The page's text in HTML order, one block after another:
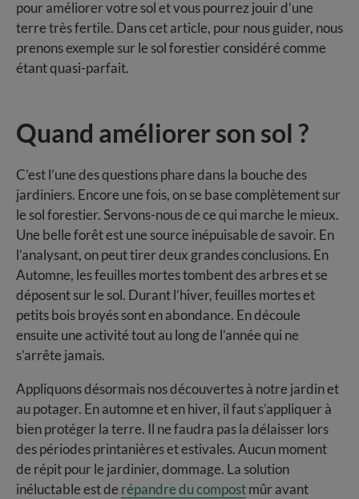
pour améliorer votre sol et vous pourrez jouir d’une
terre très fertile. Dans cet article, pour nous guider, nous
prenons exemple sur le sol forestier considéré comme
étant quasi-parfait.
Quand améliorer son sol ?
C’est l’une des questions phare dans la bouche des
jardiniers. Encore une fois, on se base complètement sur
le sol forestier. Servons-nous de ce qui marche le mieux.
Une belle forêt est une source inépuisable de savoir. En
l’analysant, on peut tirer deux grandes conclusions. En
Automne, les feuilles mortes tombent des arbres et se
déposent sur le sol. Durant l’hiver, feuilles mortes et
petits bois broyés sont en abondance. En découle
ensuite une activité tout au long de l’année qui ne
s’arrête jamais.
Appliquons désormais nos découvertes à notre jardin et
au potager. En automne et en hiver, il faut s’appliquer à
bien protéger la terre. Il ne faudra pas la délaisser lors
des périodes printanières et estivales. Aucun moment
de répit pour le jardinier, dommage. La solution
inéluctable est de répandre du compostmûr avant